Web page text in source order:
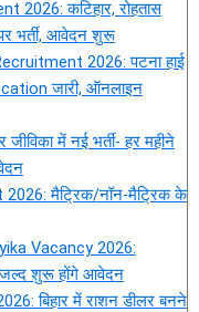
2026: कटिहार, रोहतास
भर्ती, आवेदन शुरू
2026: पटना हाई
जारी, ऑनलाइन
में नई भर्ती- हर महीने
मैट्रिक/नॉन-मैट्रिक के
Vacancy 2026:
जल्द शुरू होंगे आवेदन
बिहार में राशन डीलर बनने